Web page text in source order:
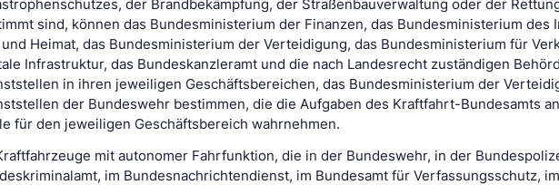
der Brandbekämpfung, der Straßenbauverwaltung oder der
sind, können das Bundesministerium der Finanzen, das Bundesministerium des
und Heimat, das Bundesministerium der Verteidigung, das Bundesministerium für
Infrastruktur, das Bundeskanzleramt und die nach Landesrecht zuständigen
in ihren jeweiligen Geschäftsbereichen, das Bundesministerium der
der Bundeswehr bestimmen, die die Aufgaben des Kraftfahrt-Bundesamts
für den jeweiligen Geschäftsbereich wahrnehmen.
mit autonomer Fahrfunktion, die in der Bundeswehr, in der
im Bundesnachrichtendienst, im Bundesamt für Verfassungsschutz, im